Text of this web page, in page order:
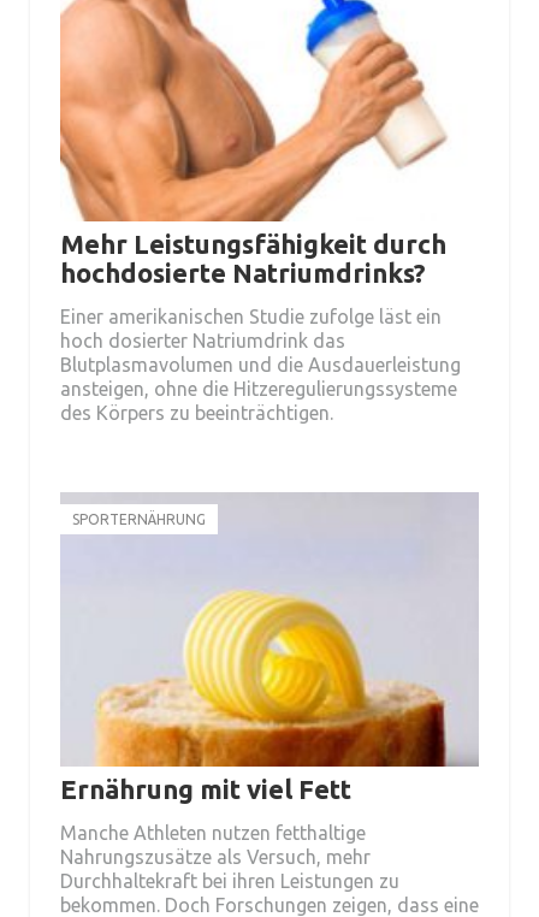
Mehr Leistungsfähigkeit durch
hochdosierte Natriumdrinks?
Einer amerikanischen Studie zufolge läst ein
hoch dosierter Natriumdrink das
Blutplasmavolumen und die Ausdauerleistung
ansteigen, ohne die Hitzeregulierungssysteme
des Körpers zu beeinträchtigen.
SPORTERNÄHRUNG
Ernährung mit viel Fett
Manche Athleten nutzen fetthaltige
Nahrungszusätze als Versuch, mehr
Durchhaltekraft bei ihren Leistungen zu
bekommen. Doch Forschungen zeigen, dass eine